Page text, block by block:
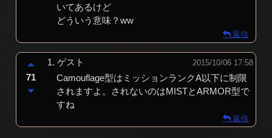
いてあるけど
どういう意味？ww
返信
1.ゲスト 2015/10/06 17:58
Camouflage型はミッションランクA以下に制限
されますよ。されないのはMISTとARMOR型で
すね
71
返信